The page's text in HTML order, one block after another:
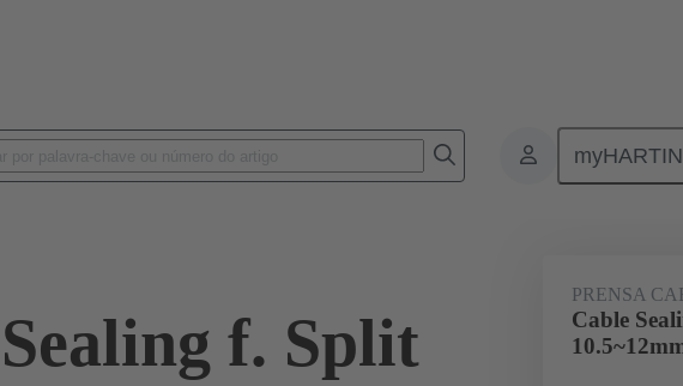
/ Han® Acessórios Vedação da
f. Split
PRENSA
Cable